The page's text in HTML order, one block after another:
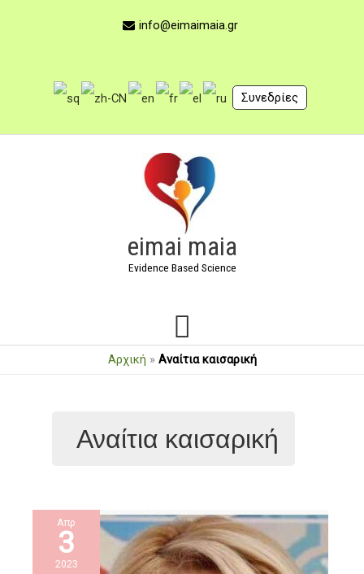
info@eimaimaia.gr
Συνεδρίες
eimai maia
Evidence Based Science
Κύριο
Μενού
Αρχική » Αναίτια καισαρική
Αναίτια καισαρική
Απρ
3
2023